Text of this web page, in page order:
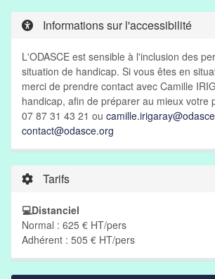
Informations sur l'accessibilité
L'ODASCE est sensible à l'inclusion des
situation de handicap. Si vous êtes en
merci de prendre contact avec Camille
handicap, afin de préparer au mieux votre
07 87 31 43 21 ou
contact@odasce.org
Tarifs
💻Distanciel
Normal : 625 € HT/pers
Adhérent : 505 € HT/pers